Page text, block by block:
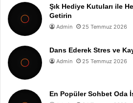
Şık Hediye Kutuları ile
Getirin
Admin 25 Temmuz 2026
Dans Ederek Stres ve
Admin 25 Temmuz 2026
En Popüler Sohbet Oda